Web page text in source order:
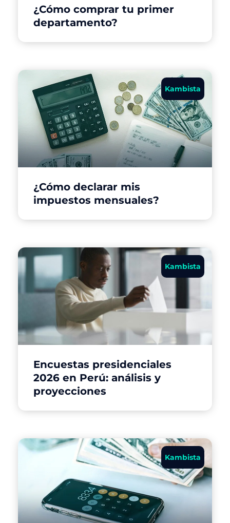
¿Cómo comprar tu primer
departamento?
Kambista
¿Cómo declarar mis
impuestos mensuales?
Kambista
Encuestas presidenciales
2026 en Perú: análisis y
proyecciones
Kambista